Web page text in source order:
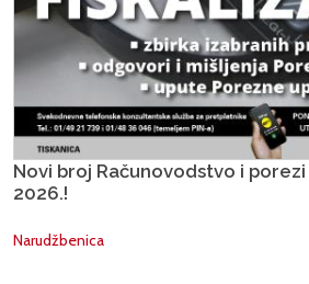
Novi broj Računovodstvo i
2026.!
Narudžbenica